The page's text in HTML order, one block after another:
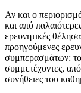
Αν και ο
και από
ερευνητικές
προηγούμενες
συμπερασμάτων: το
συμμετέχοντες,
συνήθειες του